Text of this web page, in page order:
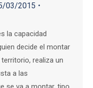
03/2015
la capacidad
decide el montar
realiza un
a las